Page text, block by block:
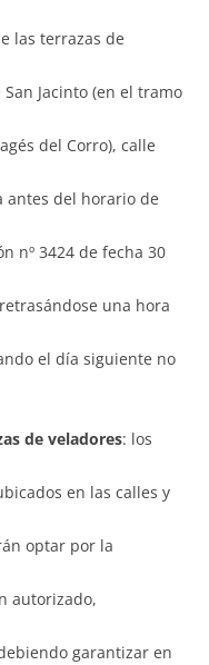
las terrazas de
Jacinto (en el tramo
del Corro), calle
antes del horario de
nº 3424 de fecha 30
una hora
el día siguiente no
de veladores: los
en las calles y
optar por la
autorizado,
garantizar en